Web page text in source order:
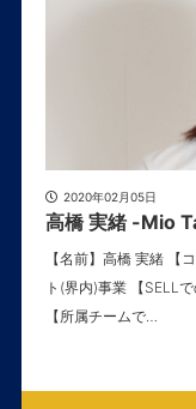
2020年02月05日
高橋 実緒 -Mio
【名前】高橋 実緒 【
ト(界内)事業 【SELL
【所属チームで…